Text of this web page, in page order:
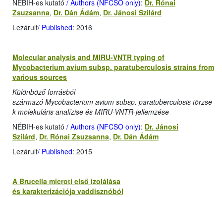
NÉBIH-es kutató / Authors (NFCSO only): Dr. Rónai
Zsuzsanna, Dr. Dán Ádám, Dr. Jánosi Szilárd
Lezárult/ Published: 2016
Molecular analysis and MIRU-VNTR typing of
Mycobacterium avium subsp. paratuberculosis strains from
various sources
Különböző forrásból
származó Mycobacterium avium subsp. paratuberculosis törzse
k molekuláris analízise és MIRU-VNTR-jellemzése
NÉBIH-es kutató / Authors (NFCSO only): Dr. Jánosi
Szilárd, Dr. Rónai Zsuzsanna, Dr. Dán Ádám
Lezárult/ Published: 2015
A Brucella microti első izolálása
és karakterizációja vaddisznóból